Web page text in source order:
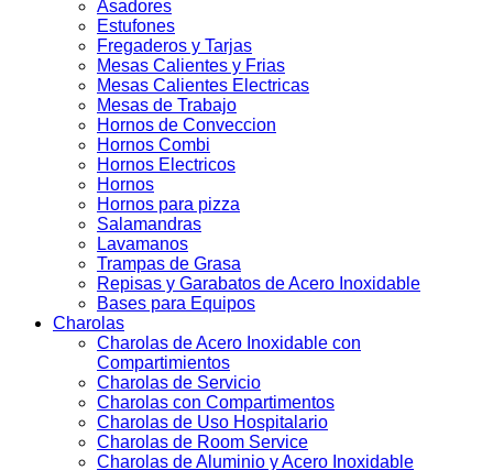
Asadores
Estufones
Fregaderos y Tarjas
Mesas Calientes y Frias
Mesas Calientes Electricas
Mesas de Trabajo
Hornos de Conveccion
Hornos Combi
Hornos Electricos
Hornos
Hornos para pizza
Salamandras
Lavamanos
Trampas de Grasa
Repisas y Garabatos de Acero Inoxidable
Bases para Equipos
Charolas
Charolas de Acero Inoxidable con
Compartimientos
Charolas de Servicio
Charolas con Compartimentos
Charolas de Uso Hospitalario
Charolas de Room Service
Charolas de Aluminio y Acero Inoxidable